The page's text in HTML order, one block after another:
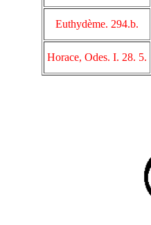
Euthydème. 294.b.
Horace, Odes. I. 28. 5.